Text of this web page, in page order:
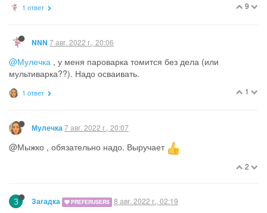
9
1 ответ
NNN 7 авг. 2022 г., 20:06
@Мулечка , у меня пароварка томится без дела (или
мультиварка??). Надо осваивать.
1
1 ответ
Мулечка7 авг. 2022 г., 20:07
@Мыжко , обязательно надо. Выручает
2
З Загадка PREFERUSERS 8 авг. 2022 г., 02:19